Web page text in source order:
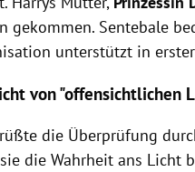
gekommen. Sentebale
unterstützt in
von "offensichtlichen
die Überprüfung
die Wahrheit ans